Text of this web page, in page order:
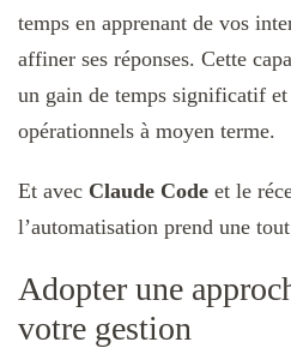
temps en apprenant de vos
affiner ses réponses. Cette
un gain de temps significatif
opérationnels à moyen terme.​
Et avec Claude Code et le
l’automatisation prend une
Adopter une
votre gestion